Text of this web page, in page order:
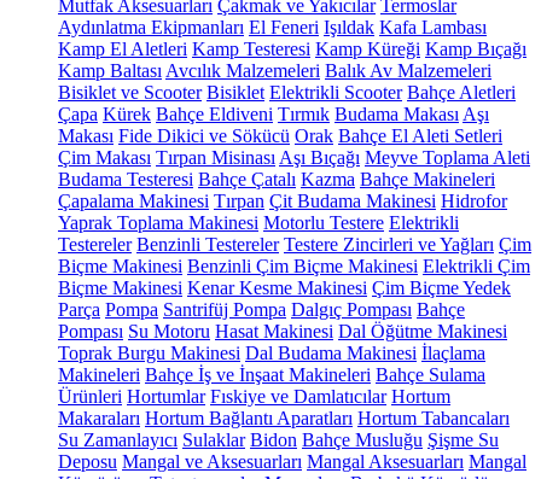
Mutfak Aksesuarları Çakmak ve Yakıcılar Termoslar
Aydınlatma Ekipmanları El Feneri Işıldak Kafa Lambası
Kamp El Aletleri Kamp Testeresi Kamp Küreği Kamp Bıçağı
Kamp Baltası Avcılık Malzemeleri Balık Av Malzemeleri
Bisiklet ve Scooter Bisiklet Elektrikli Scooter Bahçe Aletleri
Çapa Kürek Bahçe Eldiveni Tırmık Budama Makası Aşı
Makası Fide Dikici ve Sökücü Orak Bahçe El Aleti Setleri
Çim Makası Tırpan Misinası Aşı Bıçağı Meyve Toplama Aleti
Budama Testeresi Bahçe Çatalı Kazma Bahçe Makineleri
Çapalama Makinesi Tırpan Çit Budama Makinesi Hidrofor
Yaprak Toplama Makinesi Motorlu Testere Elektrikli
Testereler Benzinli Testereler Testere Zincirleri ve Yağları Çim
Biçme Makinesi Benzinli Çim Biçme Makinesi Elektrikli Çim
Biçme Makinesi Kenar Kesme Makinesi Çim Biçme Yedek
Parça Pompa Santrifüj Pompa Dalgıç Pompası Bahçe
Pompası Su Motoru Hasat Makinesi Dal Öğütme Makinesi
Toprak Burgu Makinesi Dal Budama Makinesi İlaçlama
Makineleri Bahçe İş ve İnşaat Makineleri Bahçe Sulama
Ürünleri Hortumlar Fıskiye ve Damlatıcılar Hortum
Makaraları Hortum Bağlantı Aparatları Hortum Tabancaları
Su Zamanlayıcı Sulaklar Bidon Bahçe Musluğu Şişme Su
Deposu Mangal ve Aksesuarları Mangal Aksesuarları Mangal